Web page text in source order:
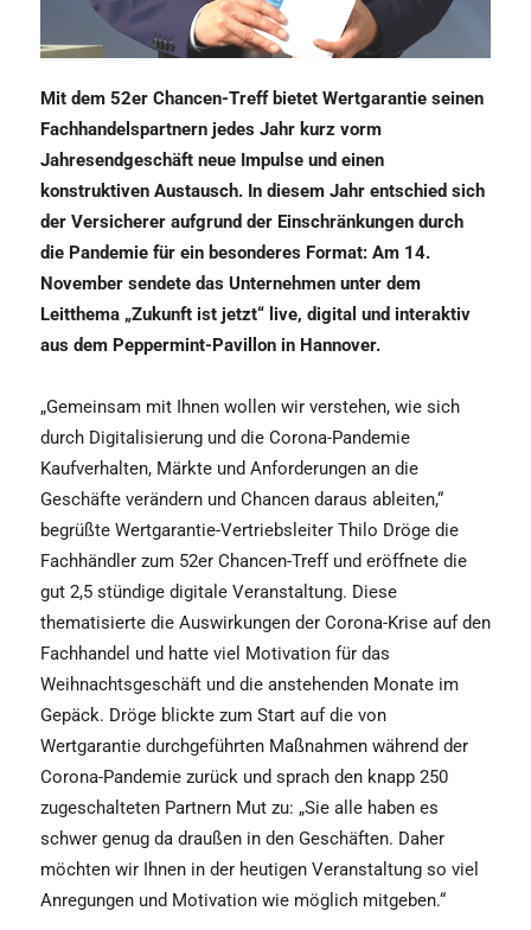
Mit dem 52er Chancen-Treff bietet Wertgarantie seinen
Fachhandelspartnern jedes Jahr kurz vorm
Jahresendgeschäft neue Impulse und einen
konstruktiven Austausch. In diesem Jahr entschied sich
der Versicherer aufgrund der Einschränkungen durch
die Pandemie für ein besonderes Format: Am 14.
November sendete das Unternehmen unter dem
Leitthema „Zukunft ist jetzt“ live, digital und interaktiv
aus dem Peppermint-Pavillon in Hannover.
„Gemeinsam mit Ihnen wollen wir verstehen, wie sich
durch Digitalisierung und die Corona-Pandemie
Kaufverhalten, Märkte und Anforderungen an die
Geschäfte verändern und Chancen daraus ableiten,“
begrüßte Wertgarantie-Vertriebsleiter Thilo Dröge die
Fachhändler zum 52er Chancen-Treff und eröffnete die
gut 2,5 stündige digitale Veranstaltung. Diese
thematisierte die Auswirkungen der Corona-Krise auf den
Fachhandel und hatte viel Motivation für das
Weihnachtsgeschäft und die anstehenden Monate im
Gepäck. Dröge blickte zum Start auf die von
Wertgarantie durchgeführten Maßnahmen während der
Corona-Pandemie zurück und sprach den knapp 250
zugeschalteten Partnern Mut zu: „Sie alle haben es
schwer genug da draußen in den Geschäften. Daher
möchten wir Ihnen in der heutigen Veranstaltung so viel
Anregungen und Motivation wie möglich mitgeben.“